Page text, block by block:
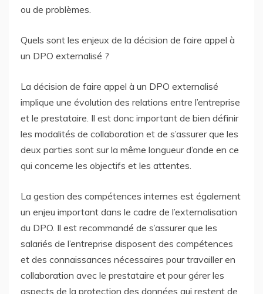
ou de problèmes.
Quels sont les enjeux de la décision de faire appel à
un DPO externalisé ?
La décision de faire appel à un DPO externalisé
implique une évolution des relations entre l’entreprise
et le prestataire. Il est donc important de bien définir
les modalités de collaboration et de s’assurer que les
deux parties sont sur la même longueur d’onde en ce
qui concerne les objectifs et les attentes.
La gestion des compétences internes est également
un enjeu important dans le cadre de l’externalisation
du DPO. Il est recommandé de s’assurer que les
salariés de l’entreprise disposent des compétences
et des connaissances nécessaires pour travailler en
collaboration avec le prestataire et pour gérer les
aspects de la protection des données qui restent de